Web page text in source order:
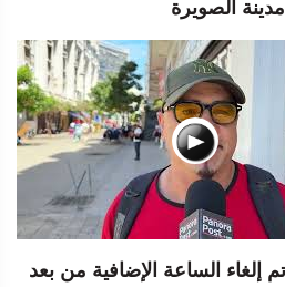
الصويرة
إلغاء الساعة الإضافية من بعد